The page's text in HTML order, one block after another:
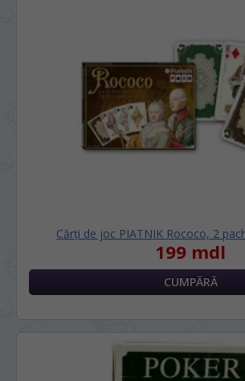
Cărți de joc PIATNIK Rococo, 2
199 mdl